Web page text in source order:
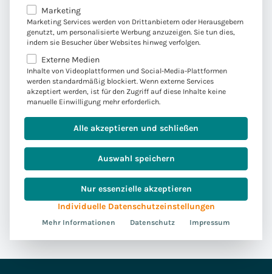
n
v
e
s
t
ä
n
n
*
Meine personenbezogenen Daten werden in
einem CRM-System gespeichert, das von der
Convista Consulting AG, Köln für die
Convista-Gruppe betrieben wird.*
Sie können Ihre Einwilligung jederzeit mit Wirkung für
die Zukunft widerrufen: Über die in unseren E-Mailings
eingebundene Abmeldefunktion oder mittels einer
Nachricht an service@convista.com. Weitere
Datenschutzerklärung; dort finden Sie auch eine
Übersicht über die Unternehmen der Convista-Gruppe.
Zur Print-Ausgabe anmelden
Marketing
Marketing Services werden von Drittanbietern oder Herausgebern
genutzt, um personalisierte Werbung anzuzeigen. Sie tun dies,
indem sie Besucher über Websites hinweg verfolgen.
Externe Medien
Inhalte von Videoplattformen und Social-Media-Plattformen
werden standardmäßig blockiert. Wenn externe Services
akzeptiert werden, ist für den Zugriff auf diese Inhalte keine
manuelle Einwilligung mehr erforderlich.
Alle akzeptieren und schließen
Auswahl speichern
Nur essenzielle akzeptieren
Individuelle Datenschutzeinstellungen
Mehr Informationen Datenschutz Impressum